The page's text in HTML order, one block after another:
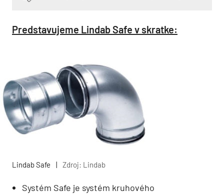
Predstavujeme Lindab Safe v skratke:
Lindab Safe Zdroj: Lindab
Systém Safe je systém kruhového